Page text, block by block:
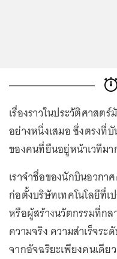
เรื่องราวในประวัติศาสต
อย่างหนึ่งเสมอ ซึ่งตรงที่
ของคนที่ยืนอยู่หน้าเวทีม
เราจำชื่อของนักบินอวก
ก่อตั้งบริษัทเทคโนโลยีที่
หรือผู้สร้างนวัตกรรมที่ก
ความจริง ความสำเร็จระ
จากอัจฉริยะเพียงคนเดียว